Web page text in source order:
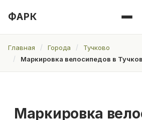
ФАРК
Главная Города
Тучково
Маркировка велосипедов в
Маркировка